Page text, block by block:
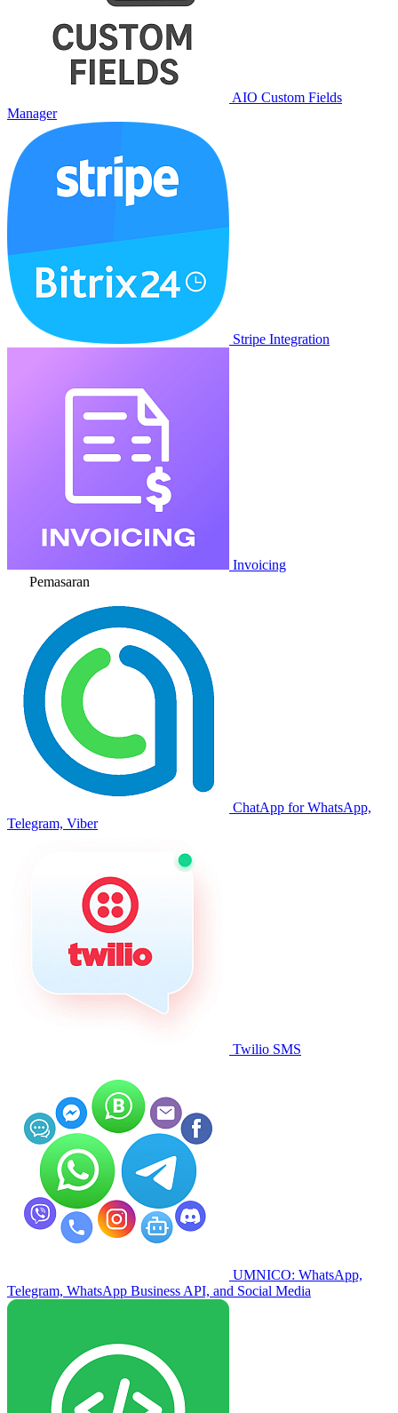
AIO Custom Fields
Manager
Stripe Integration
Invoicing
Pemasaran
ChatApp for WhatsApp,
Telegram, Viber
Twilio SMS
UMNICO: WhatsApp,
Telegram, WhatsApp Business API, and Social Media